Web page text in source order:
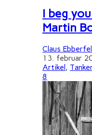
I beg
Martin
Claus
13. februar
Artikel,
8